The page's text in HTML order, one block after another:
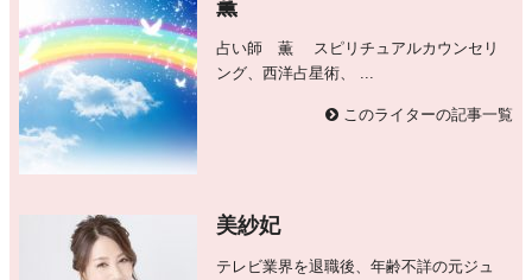
薫
占い師 薫 スピリチュアルカウンセリ
ング、西洋占星術、 ...
このライターの記事一覧
美紗妃
テレビ業界を退職後、年齢不詳の元ジュ